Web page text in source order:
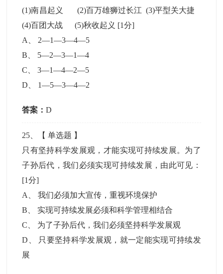
(1)南昌起义 (2)百万雄狮过长江 (3)平型关大捷
(4)百团大战 (5)秋收起义 [1分]
A
2—1—3—4—5
B
5—2—3—1—4
C 、3—1—4—2—5
D
1—5—3—4—2
答案：D
25 、【单选题 】
只有坚持科学发展观，才能实现可持续发展。为了
子孙后代，我们必须实现可持续发展，由此可见：
[1分]
A
、我们必须加大宣传，重视环境保护
B
实现可持续发展必须和科学管理相结合
C
为了子孙后代，我们必须坚持科学发展观
D
只要坚持科学发展观，就一定能实现可持续发
展